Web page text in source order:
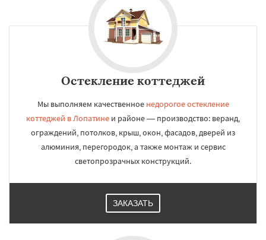
Остекление коттеджей
Мы выполняем качественное недорогое остекление
коттеджей в Лопатине и районе — производство: веранд,
ограждений, потолков, крыш, окон, фасадов, дверей из
алюминия, перегородок, а также монтаж и сервис
светопрозрачных конструкций.
ЗАКАЗАТЬ